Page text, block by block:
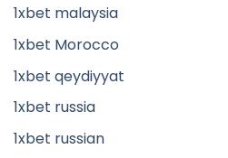
1xbet malaysia
1xbet Morocco
1xbet qeydiyyat
1xbet russia
1xbet russian